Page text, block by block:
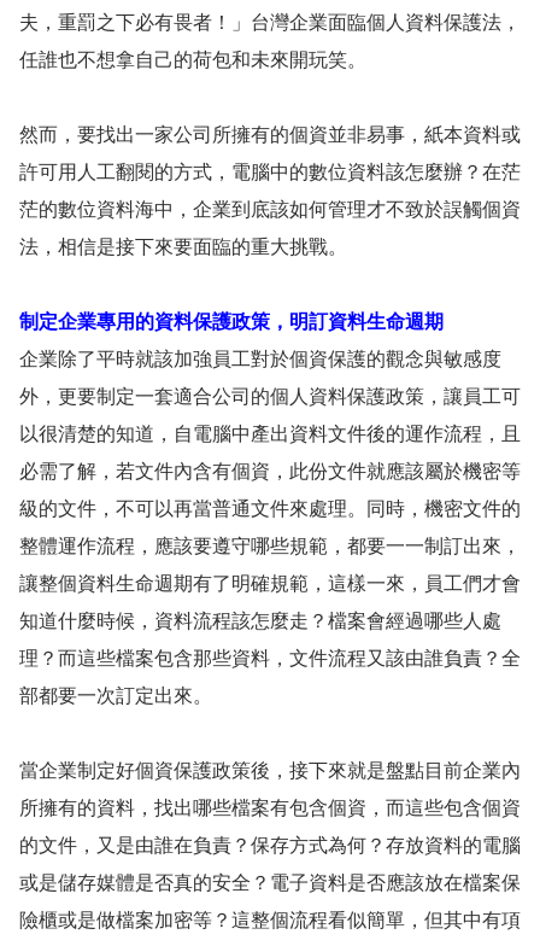
夫，重罰之下必有畏者！」台灣企業面臨個人資料保護法，
任誰也不想拿自己的荷包和未來開玩笑。
然而，要找出一家公司所擁有的個資並非易事，紙本資料或
許可用人工翻閱的方式，電腦中的數位資料該怎麼辦？在茫
茫的數位資料海中，企業到底該如何管理才不致於誤觸個資
法，相信是接下來要面臨的重大挑戰。
制定企業專用的資料保護政策，明訂資料生命週期
企業除了平時就該加強員工對於個資保護的觀念與敏感度
外，更要制定一套適合公司的個人資料保護政策，讓員工可
以很清楚的知道，自電腦中產出資料文件後的運作流程，且
必需了解，若文件內含有個資，此份文件就應該屬於機密等
級的文件，不可以再當普通文件來處理。同時，機密文件的
整體運作流程，應該要遵守哪些規範，都要一一制訂出來，
讓整個資料生命週期有了明確規範，這樣一來，員工們才會
知道什麼時候，資料流程該怎麼走？檔案會經過哪些人處
理？而這些檔案包含那些資料，文件流程又該由誰負責？全
部都要一次訂定出來。
當企業制定好個資保護政策後，接下來就是盤點目前企業內
所擁有的資料，找出哪些檔案有包含個資，而這些包含個資
的文件，又是由誰在負責？保存方式為何？存放資料的電腦
或是儲存媒體是否真的安全？電子資料是否應該放在檔案保
險櫃或是做檔案加密等？這整個流程看似簡單，但其中有項